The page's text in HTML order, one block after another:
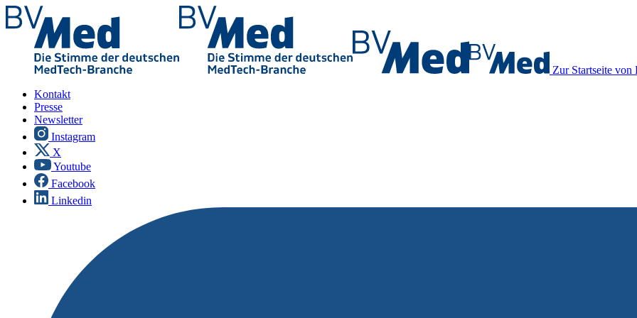
Zur Startseite
Kontakt
Presse
Newsletter
Instagram
X
Youtube
Facebook
Linkedin